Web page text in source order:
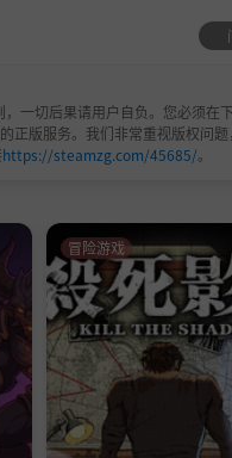
以及她旅程的结局。
一切后果请用户自负。您必须在
正版服务。我们非常重视版权问
https://steamzg.com/45685/。
冒险游戏